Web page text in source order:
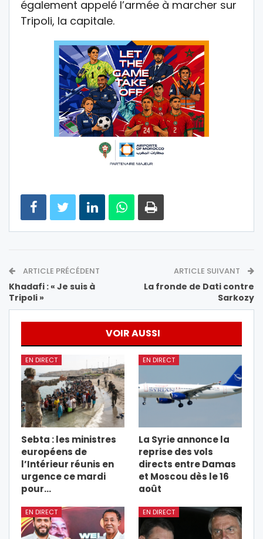
également appelé l’armée à marcher sur
Tripoli, la capitale.
ARTICLE PRÉCÉDENT
Khadafi : « Je suis à
Tripoli »
ARTICLE SUIVANT
La fronde de Dati contre
Sarkozy
VOIR AUSSI
EN DIRECT
Sebta : les ministres
européens de
l’Intérieur réunis en
urgence ce mardi
pour…
EN DIRECT
La Syrie annonce la
reprise des vols
directs entre Damas
et Moscou dès le 16
août
EN DIRECT EN DIRECT